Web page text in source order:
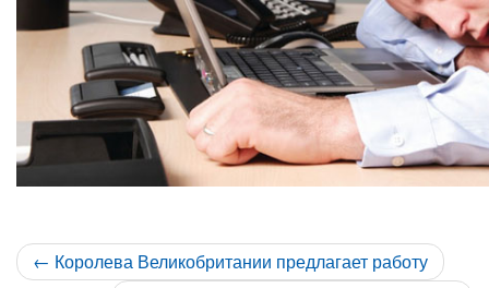
← Королева Великобритании предлагает работу